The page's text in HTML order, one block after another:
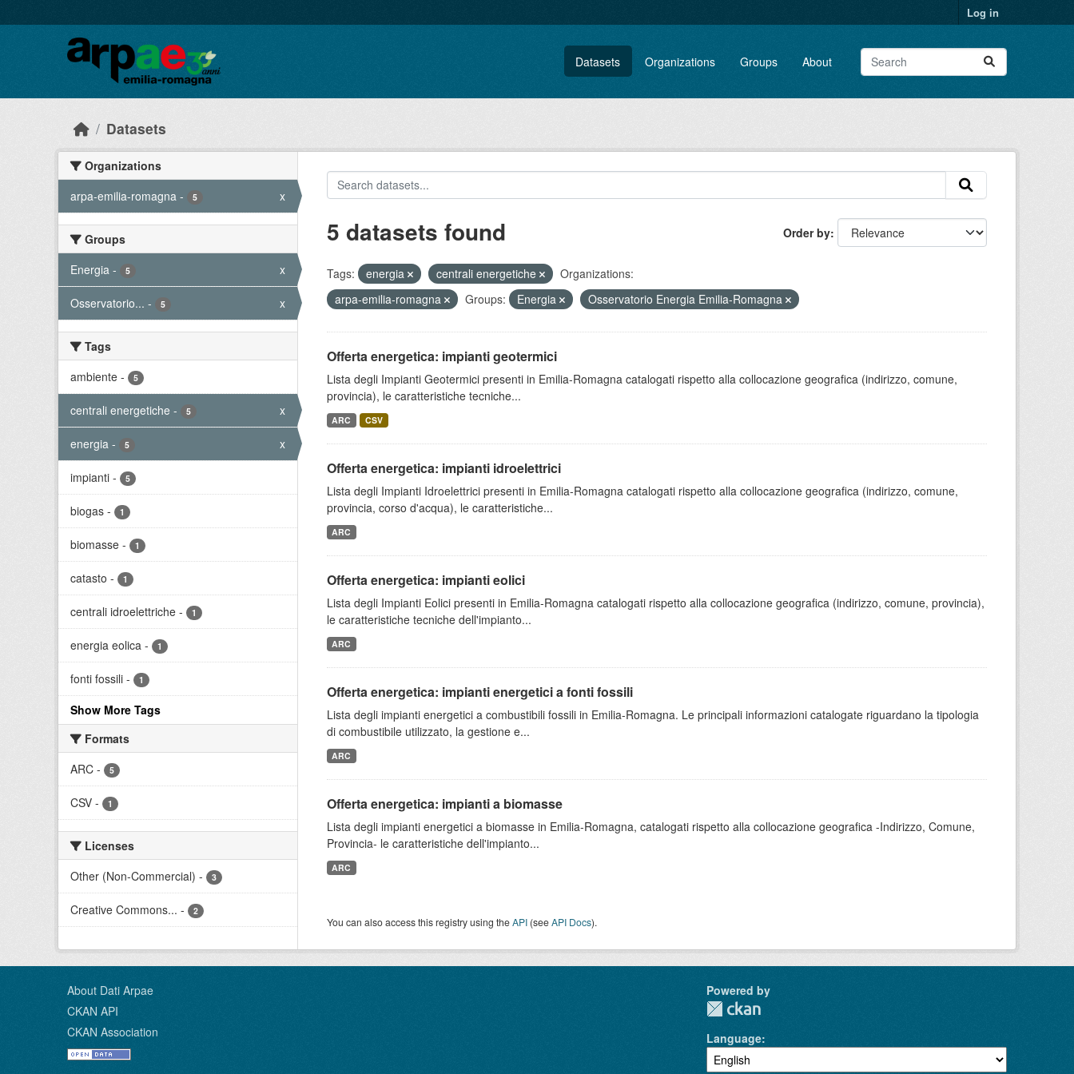
Log in
Datasets Organizations Groups About
Datasets
Organizations
arpa-emilia-romagna - 5 x
Groups
Energia - 5 x
Osservatorio... - 5 x
Tags
ambiente - 5
centrali energetiche - 5 x
energia - 5 x
impianti - 5
biogas - 1
biomasse - 1
catasto - 1
centrali idroelettriche - 1
energia eolica - 1
fonti fossili - 1
Show More Tags
Formats
ARC - 5
CSV - 1
Licenses
Other (Non-Commercial) - 3
Creative Commons... - 2
Order by
5 datasets found
Tags: energia centrali energetiche
Organizations:
arpa-emilia-romagna
Groups: Energia Osservatorio Energia Emilia-Romagna
Offerta energetica: impianti geotermici
Lista degli Impianti Geotermici presenti in Emilia-Romagna catalogati rispetto alla collocazione geografica (indirizzo, comune,
provincia), le caratteristiche tecniche...
ARC CSV
Offerta energetica: impianti idroelettrici
Lista degli Impianti Idroelettrici presenti in Emilia-Romagna catalogati rispetto alla collocazione geografica (indirizzo, comune,
provincia, corso d'acqua), le caratteristiche...
ARC
Offerta energetica: impianti eolici
Lista degli Impianti Eolici presenti in Emilia-Romagna catalogati rispetto alla collocazione geografica (indirizzo, comune, provincia),
le caratteristiche tecniche dell'impianto...
ARC
Offerta energetica: impianti energetici a fonti fossili
Lista degli impianti energetici a combustibili fossili in Emilia-Romagna. Le principali informazioni catalogate riguardano la tipologia
di combustibile utilizzato, la gestione e...
ARC
Offerta energetica: impianti a biomasse
Lista degli impianti energetici a biomasse in Emilia-Romagna, catalogati rispetto alla collocazione geografica -Indirizzo, Comune,
Provincia- le caratteristiche dell'impianto...
ARC
You can also access this registry using theAPI(seeAPI Docs).
About Dati Arpae
CKAN API
CKAN Association
Powered by
Language